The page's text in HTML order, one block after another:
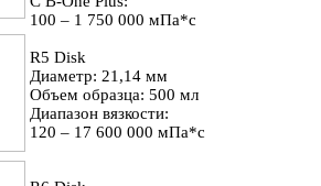
100 – 1 750 000 мПа*с
R5 Disk
Диаметр: 21,14 мм
Объем образца: 500 мл
Диапазон вязкости:
120 – 17 600 000 мПа*с